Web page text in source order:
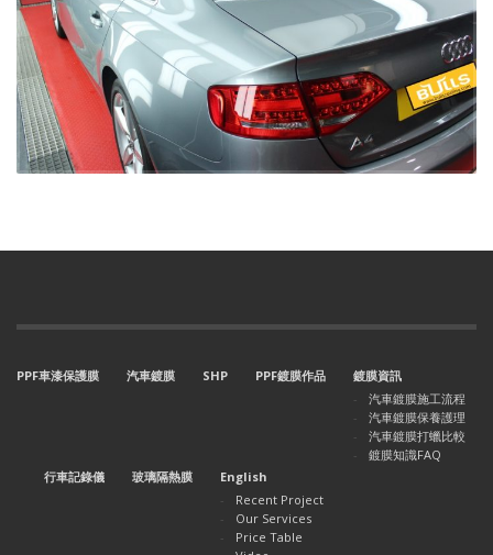
PPF車漆保護膜 汽車鍍膜 SHP PPF鍍膜作品
鍍膜資訊
汽車鍍膜施工流程
汽車鍍膜保養護理
汽車鍍膜打蠟比較
鍍膜知識FAQ
行車記錄儀
玻璃隔熱膜
English
Recent Project
Our Services
Price Table